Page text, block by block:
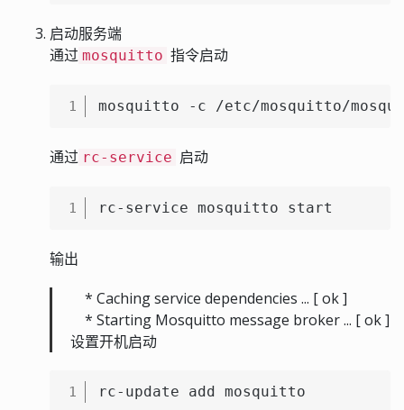
启动服务端
通过 mosquitto 指令启动
1 mosquitto -c /etc/mosquitto/
通过 rc-service 启动
1 rc-service mosquitto start
输出
* Caching service dependencies ... [ ok ]
* Starting Mosquitto message broker ... [ ok ]
设置开机启动
1 rc-update add mosquitto